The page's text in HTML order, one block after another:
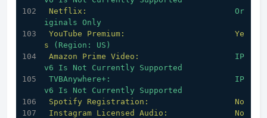
Netflix:
Or
iginals Only
YouTube Premium:
Ye
s
(Region:
US)
Amazon Prime Video:
IP
v6
Is Not Currently
Supported
TVBAnywhere+:
IP
v6
Is Not Currently
Supported
Spotify Registration:
No
Instagram Licensed Audio:
No